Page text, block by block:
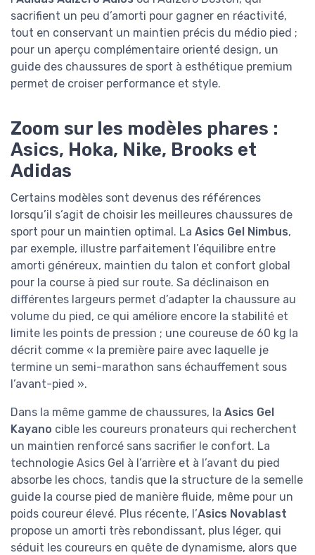
sacrifient un peu d’amorti pour gagner en réactivité,
tout en conservant un maintien précis du médio pied ;
pour un aperçu complémentaire orienté design, un
guide des chaussures de sport à esthétique premium
permet de croiser performance et style.
Zoom sur les modèles phares :
Asics, Hoka, Nike, Brooks et
Adidas
Certains modèles sont devenus des références
lorsqu’il s’agit de choisir les meilleures chaussures de
sport pour un maintien optimal. La Asics Gel Nimbus,
par exemple, illustre parfaitement l’équilibre entre
amorti généreux, maintien du talon et confort global
pour la course à pied sur route. Sa déclinaison en
différentes largeurs permet d’adapter la chaussure au
volume du pied, ce qui améliore encore la stabilité et
limite les points de pression ; une coureuse de 60 kg la
décrit comme « la première paire avec laquelle je
termine un semi-marathon sans échauffement sous
l’avant-pied ».
Dans la même gamme de chaussures, la Asics Gel
Kayano cible les coureurs pronateurs qui recherchent
un maintien renforcé sans sacrifier le confort. La
technologie Asics Gel à l’arrière et à l’avant du pied
absorbe les chocs, tandis que la structure de la semelle
guide la course pied de manière fluide, même pour un
poids coureur élevé. Plus récente, l’Asics Novablast
propose un amorti très rebondissant, plus léger, qui
séduit les coureurs en quête de dynamisme, alors que